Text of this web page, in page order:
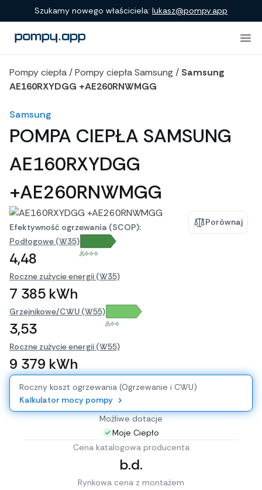
Porównanie produktów
Szukamy nowego właściciela: lukasz@pompy.app
Pompy ciepła /Pompy ciepła Samsung / Samsung
AE160RXYDGG +AE260RNWMGG
Samsung
POMPA CIEPŁA SAMSUNG
AE160RXYDGG
+AE260RNWMGG
Porównaj
Efektywność ogrzewania (SCOP):
Podłogowe (W35)
4,48 A+++
Roczne zużycie energii (W35)
7 385 kWh
Grzejnikowe/CWU (W55)
3,53 A++
Roczne zużycie energii (W55)
9 379 kWh
Roczny koszt ogrzewania (Ogrzewanie i CWU)
Kalkulator mocy pompy
Możliwe dotacje
Moje Ciepło
Cena katalogowa producenta
b.d.
Rynkowa cena z montażem